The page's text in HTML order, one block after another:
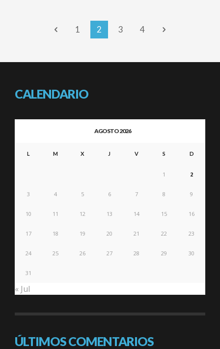
1 2 3 4
CALENDARIO
AGOSTO 2026
L M X J V S D
1 2
3 4 5 6 7 8 9
10 11 12 13 14 15 16
17 18 19 20 21 22 23
24 25 26 27 28 29 30
31
« Jul
ÚLTIMOS COMENTARIOS